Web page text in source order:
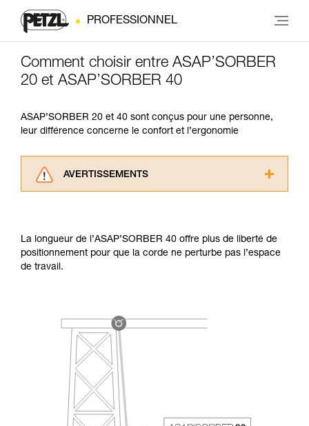
PROFESSIONNEL
Comment choisir entre ASAP’SORBER
20 et ASAP’SORBER 40
ASAP’SORBER 20 et 40 sont conçus pour une personne,
leur différence concerne le confort et l’ergonomie
AVERTISSEMENTS
informations de la notice technique pour
pouvoir comprendre ce complément
la manipulation, seul, en toute sécurité, avant
de la reproduire en autonomie.
Nous donnons des exemples de techniques
liées à votre activité. Il peut en exister d’autres
que nous ne décrivons pas ici.
La longueur de l’ASAP’SORBER 40 offre plus de liberté de
positionnement pour que la corde ne perturbe pas l’espace
de travail.